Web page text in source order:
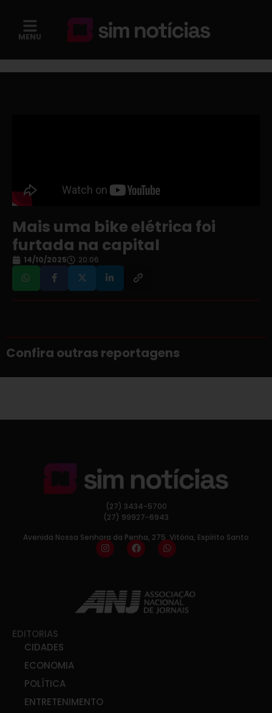
MENU
Mais uma bike elétrica foi
furtada na capital
14/10/2025 20:06
Confira outras reportagens
(27) 3434-5700
(27) 99927-6943
Avenida Nossa Senhora da Penha, 275, Vitória, Espírito Santo
EDITORIAS
CIDADES
ECONOMIA
POLÍTICA
ENTRETENIMENTO